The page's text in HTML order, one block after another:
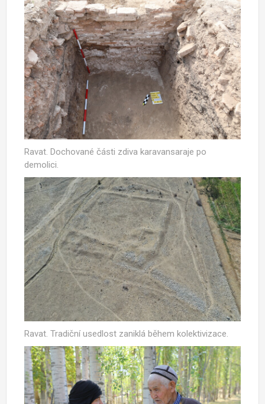
Ravat. Dochované části zdiva karavansaraje po
demolici.
Ravat. Tradiční usedlost zaniklá během kolektivizace.